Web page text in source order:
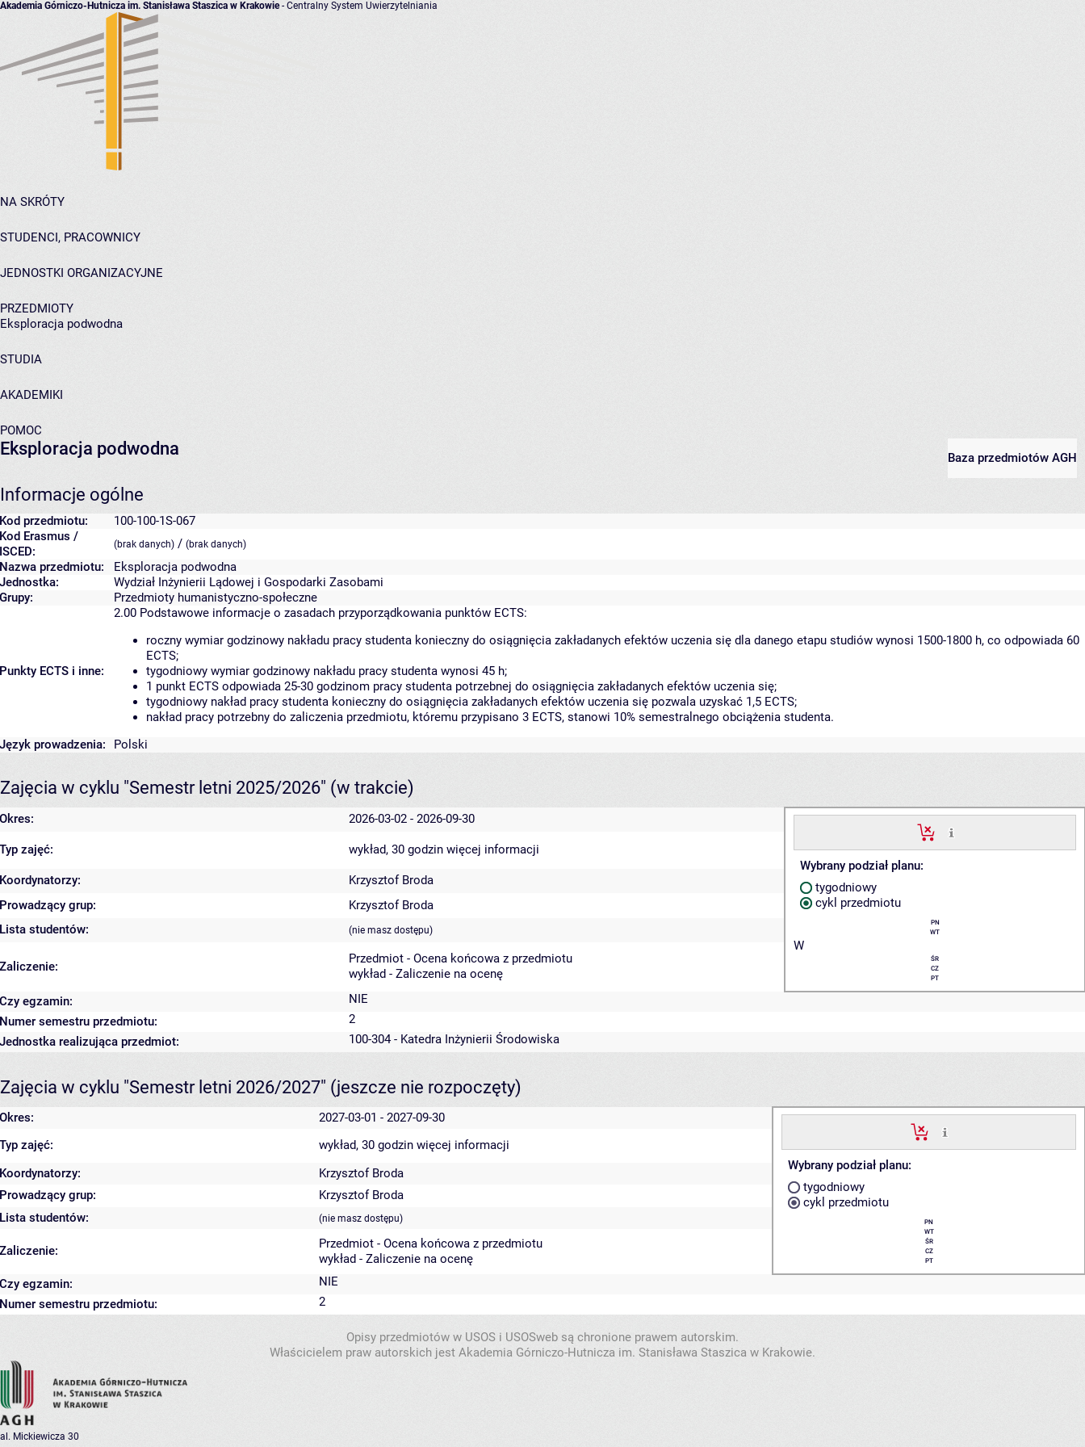
Akademia Górniczo-Hutnicza im. Stanisława Staszica w Krakowie- Centralny System Uwierzytelniania
NA SKRÓTY
STUDENCI, PRACOWNICY
JEDNOSTKI ORGANIZACYJNE
PRZEDMIOTY
Eksploracja podwodna
STUDIA
AKADEMIKI
POMOC
Baza przedmiotów AGH
Eksploracja podwodna
Informacje ogólne
Kod przedmiotu:
100-100-1S-067
Kod Erasmus /
ISCED:
(brak danych) / (brak danych)
Nazwa przedmiotu:
Eksploracja podwodna
Jednostka:
Wydział Inżynierii Lądowej i Gospodarki Zasobami
Grupy:
Przedmioty humanistyczno-społeczne
Punkty ECTS i inne:
2.00 Podstawowe informacje o zasadach przyporządkowania punktów ECTS:
roczny wymiar godzinowy nakładu pracy studenta konieczny do osiągnięcia zakładanych efektów uczenia się dla danego etapu studiów wynosi 1500-1800 h, co odpowiada 60
ECTS;
tygodniowy wymiar godzinowy nakładu pracy studenta wynosi 45 h;
1 punkt ECTS odpowiada 25-30 godzinom pracy studenta potrzebnej do osiągnięcia zakładanych efektów uczenia się;
tygodniowy nakład pracy studenta konieczny do osiągnięcia zakładanych efektów uczenia się pozwala uzyskać 1,5 ECTS;
nakład pracy potrzebny do zaliczenia przedmiotu, któremu przypisano 3 ECTS, stanowi 10% semestralnego obciążenia studenta.
Język prowadzenia:
Polski
Zajęcia w cyklu "Semestr letni 2025/2026" (w trakcie)
Okres: 2026-03-02 - 2026-09-30
Wybrany podział planu:
tygodniowy
cykl przedmiotu
PN
WT
W
ŚR
CZ
PT
Typ zajęć: wykład, 30 godzin więcej informacji
Koordynatorzy:
Krzysztof Broda
Prowadzący grup:
Krzysztof Broda
Lista studentów:
(nie masz dostępu)
Zaliczenie:
Przedmiot - Ocena końcowa z przedmiotu
wykład - Zaliczenie na ocenę
Czy egzamin:
NIE
Numer semestru przedmiotu:
2
Jednostka realizująca przedmiot:
100-304 - Katedra Inżynierii Środowiska
Zajęcia w cyklu "Semestr letni 2026/2027" (jeszcze nie rozpoczęty)
Okres: 2027-03-01 - 2027-09-30
Wybrany podział planu:
tygodniowy
cykl przedmiotu
PN
WT
ŚR
CZ
PT
Typ zajęć: wykład, 30 godzin więcej informacji
Koordynatorzy:
Krzysztof Broda
Prowadzący grup:
Krzysztof Broda
Lista studentów:
(nie masz dostępu)
Zaliczenie:
Przedmiot - Ocena końcowa z przedmiotu
wykład - Zaliczenie na ocenę
Czy egzamin:
NIE
Numer semestru przedmiotu:
2
Opisy przedmiotów w USOS i USOSweb są chronione prawem autorskim.
Właścicielem praw autorskich jest Akademia Górniczo-Hutnicza im. Stanisława Staszica w Krakowie.
al. Mickiewicza 30